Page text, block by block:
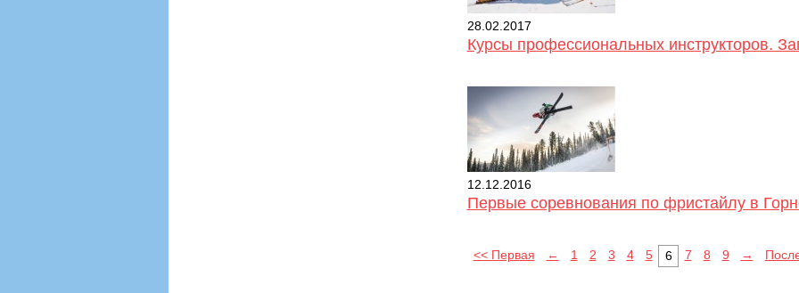
28.02.2017
Курсы профессиональных инструкторов.
12.12.2016
Первые соревнования по фристайлу в
<< Первая ← 1 2 3 4 5 6 7 8 9 →